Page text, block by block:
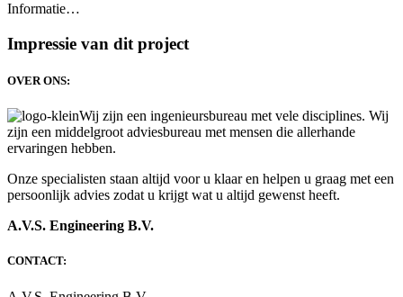
Informatie…
Impressie van dit project
OVER ONS:
Wij zijn een ingenieursbureau met vele disciplines. Wij
zijn een middelgroot adviesbureau met mensen die allerhande
ervaringen hebben.
Onze specialisten staan altijd voor u klaar en helpen u graag met een
persoonlijk advies zodat u krijgt wat u altijd gewenst heeft.
A.V.S. Engineering B.V.
CONTACT: